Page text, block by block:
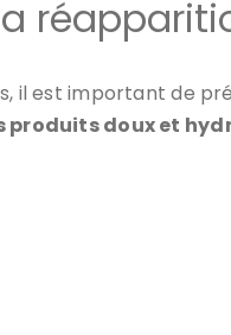
est important de
produits doux et